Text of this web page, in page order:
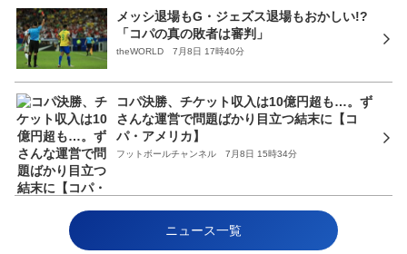
メッシ退場もG・ジェズス退場もおかしい!?
「コパの真の敗者は審判」
theWORLD 7月8日 17時40分
コパ決勝、チケット収入は10億円超も…。ず
さんな運営で問題ばかり目立つ結末に【コ
パ・アメリカ】
フットボールチャンネル 7月8日 15時34分
ニュース一覧